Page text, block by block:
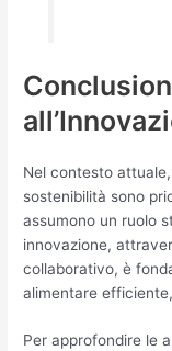
Nel contesto
sostenibilità sono
assumono un ruolo
innovazione,
collaborativo, è
alimentare
Per approfondire le